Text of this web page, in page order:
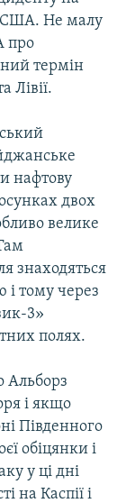
США. Не малу
про
термін
Лівії.
нафтову
двох
велике
знаходяться
і тому через
3»
полях.
Альборз
і якщо
Південного
обіцянки і
у ці дні
на Каспії і